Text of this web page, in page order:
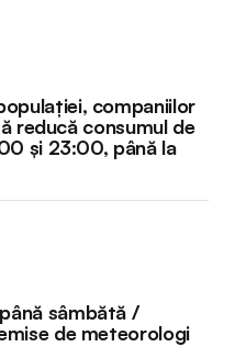
companiilor
reducă consumul de
și 23:00, până la
sâmbătă /
de meteorologi